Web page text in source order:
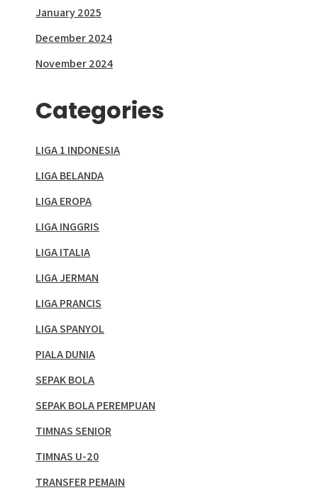
January 2025
December 2024
November 2024
Categories
LIGA 1 INDONESIA
LIGA BELANDA
LIGA EROPA
LIGA INGGRIS
LIGA ITALIA
LIGA JERMAN
LIGA PRANCIS
LIGA SPANYOL
PIALA DUNIA
SEPAK BOLA
SEPAK BOLA PEREMPUAN
TIMNAS SENIOR
TIMNAS U-20
TRANSFER PEMAIN